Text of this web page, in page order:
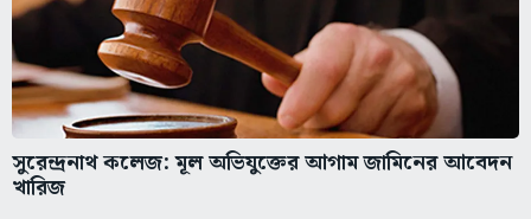
সুরেন্দ্রনাথ কলেজ: মূল অভিযুক্তের আগাম জামিনের আবেদন
খারিজ